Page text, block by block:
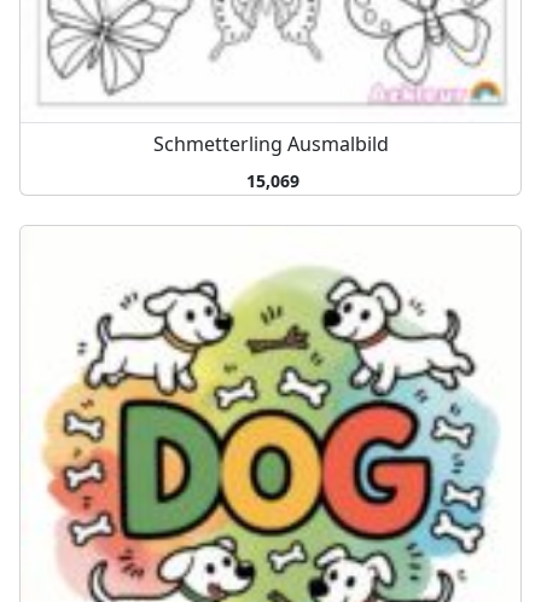
Schmetterling Ausmalbild
15,069